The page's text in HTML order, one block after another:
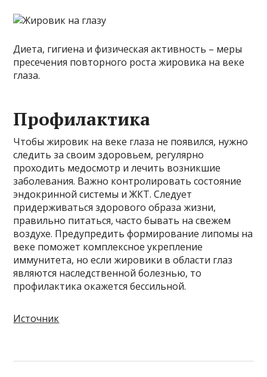
Диета, гигиена и физическая активность – меры
пресечения повторного роста жировика на веке
глаза.
Профилактика
Чтобы жировик на веке глаза не появился, нужно
следить за своим здоровьем, регулярно
проходить медосмотр и лечить возникшие
заболевания. Важно контролировать состояние
эндокринной системы и ЖКТ. Следует
придерживаться здорового образа жизни,
правильно питаться, часто бывать на свежем
воздухе. Предупредить формирование липомы на
веке поможет комплексное укрепление
иммунитета, но если жировики в области глаз
являются наследственной болезнью, то
профилактика окажется бессильной.
Источник